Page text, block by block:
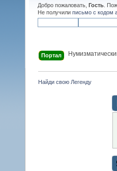
Добро пожаловать, Гость .
Не получили письмо с кодом
Портал
Найди свою Легенду